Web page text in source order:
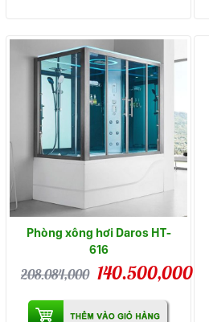
Phòng xông hơi Daros HT-
616
208.084,000 140.500,000